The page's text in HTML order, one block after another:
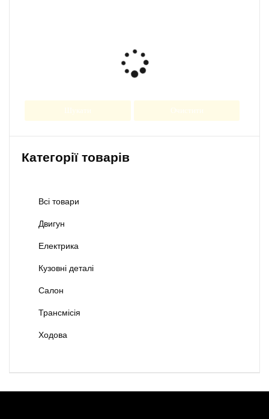
Шукати Очистити
Категорії товарів
Всі товари
Двигун
Електрика
Кузовні деталі
Салон
Трансмісія
Ходова